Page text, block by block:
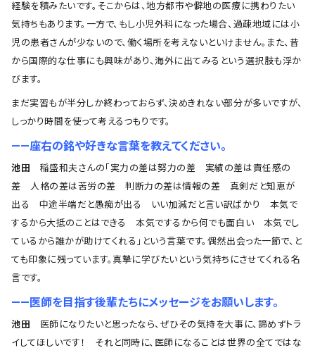
経験を積みたいです。そこからは、地方都市や僻地の医療に携わりたい
気持ちもあります。一方で、もし小児外科になった場合、過疎地域には小
児の患者さんが少ないので、働く場所を考えないといけません。また、昔
から国際的な仕事にも興味があり、海外に出てみるという選択肢も浮か
びます。
まだ実習もが半分しか終わっておらず、決めきれない部分が多いですが、
しっかり時間を使って考えるつもりです。
――座右の銘や好きな言葉を教えてください。
池田 稲盛和夫さんの「実力の差は努力の差 実績の差は責任感の
差 人格の差は苦労の差 判断力の差は情報の差 真剣だと知恵が
出る 中途半端だと愚痴が出る いい加減だと言い訳ばかり 本気で
するから大抵のことはできる 本気でするから何でも面白い 本気でし
ているから誰かが助けてくれる」という言葉です。偶然出会った一節で、と
ても印象に残っています。真摯に学びたいという気持ちにさせてくれる名
言です。
――医師を目指す後輩たちにメッセージをお願いします。
池田
医師になりたいと思ったなら、ぜひその気持を大事に、諦めずトラ
イしてほしいです！ それと同時に、医師になることは世界の全てではな